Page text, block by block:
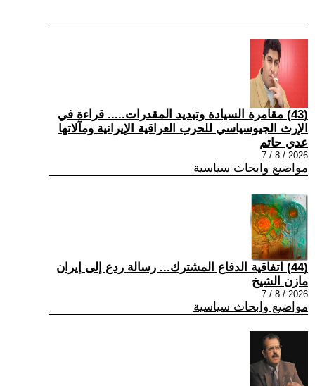
(43) مقامرة السيادة وتبديد المقدرات..... قراءة في
الإرث الجيوسياسي للحرب العراقية الإيرانية ومآلاتها
عدي حاتم
2026 / 8 / 7
مواضيع وابحاث سياسية
(44) اتفاقية الدفاع المشترك... رسالة ردع إلى إيران
مازن الشيخ
2026 / 8 / 7
مواضيع وابحاث سياسية